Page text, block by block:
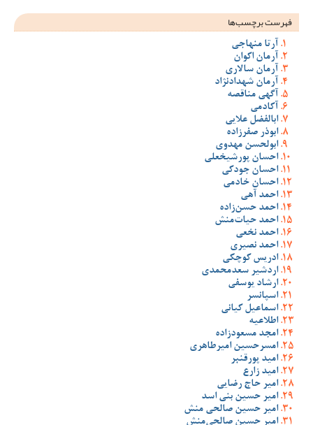
فهرست برچسب‌ها
آرتا منهاجی
آرمان اکوان
آرمان سالاری
آرمان شهدادنژاد
آگهی مناقصه
آکادمی
ابالفضل علایی
ابوذر صفرزاده
ابولحسن مهدوی
احسان پورشیخعلی
احسان جودکی
احسان خادمی
احمد آهی
احمد حسن‌زاده
احمد حیات‌منش
احمد نخعی
احمد نصیری
ادریس کوچکی
اردشیر سعدمحمدی
ارشاد یوسفی
اسپانسر
اسماعیل کیانی
اطلاعیه
امجد مسعودزاده
امسرحسین امیرطاهری
امید پورقنبر
امید زارع
امیر حاج رضایی
امیر حسین بنی اسد
امیر حسین صالحی منش
امیر حسین صالحی‌منش